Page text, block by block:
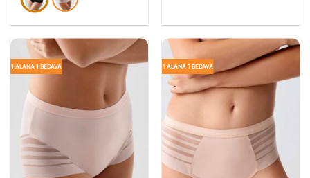
1 ALANA 1 BEDAVA 1 ALANA 1 BEDAVA